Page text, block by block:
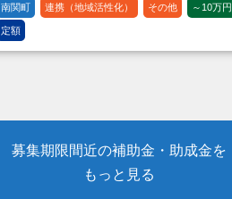
南関町 連携（地域活性化） その他 ～10万円
定額
募集期限間近の補助金・助成金を
もっと見る